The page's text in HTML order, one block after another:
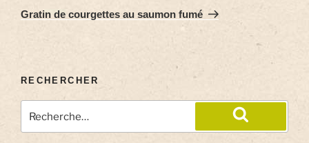
Gratin de courgettes au saumon fumé
RECHERCHER